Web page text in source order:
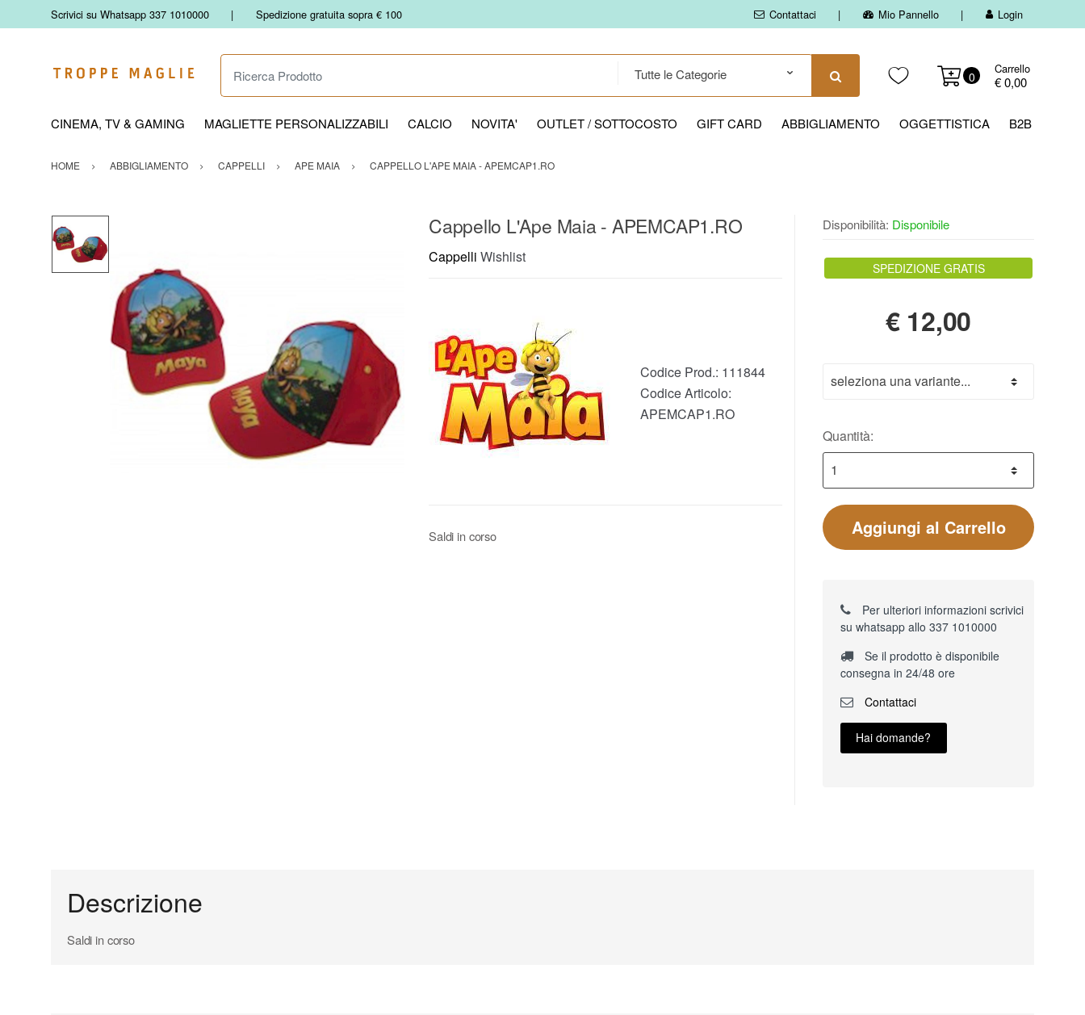
Scrivici su Whatsapp 337 1010000 Spedizione gratuita sopra € 100 Contattaci Mio Pannello Login
Ricerca Prodotto
0
Carrello
€ 0,00
CINEMA, TV & GAMING MAGLIETTE PERSONALIZZABILI CALCIO NOVITA' OUTLET / SOTTOCOSTO GIFT CARD ABBIGLIAMENTO OGGETTISTICA B2B
HOME ABBIGLIAMENTO CAPPELLI APE MAIA CAPPELLO L'APE MAIA - APEMCAP1.RO
Cappello L'Ape Maia - APEMCAP1.RO
Cappelli Wishlist
Codice Prod.: 111844
Codice Articolo:
APEMCAP1.RO
Saldi in corso
Disponibilità: Disponibile
SPEDIZIONE GRATIS
€ 12,00
Quantità:
Aggiungi al Carrello
Per ulteriori informazioni scrivici
su whatsapp allo 337 1010000
Se il prodotto è disponibile
consegna in 24/48 ore
Contattaci
Hai domande?
Descrizione
Saldi in corso